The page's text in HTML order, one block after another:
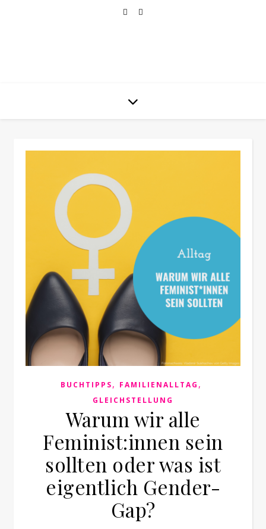
BUCHTIPPS, FAMILIENALLTAG ,
GLEICHSTELLUNG
Warum wir alle
Feminist:innen sein
sollten oder was ist
eigentlich Gender-
Gap?